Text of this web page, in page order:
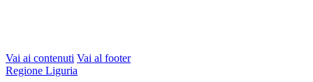
Vai ai contenuti Vai al footer
Regione Liguria